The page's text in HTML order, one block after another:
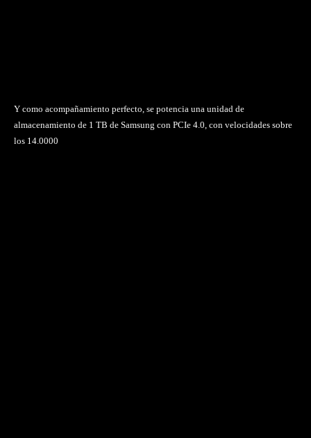
Y como acompañamiento perfecto, se potencia una unidad de
almacenamiento de 1 TB de Samsung con PCIe 4.0, con velocidades sobre
los 14.0000